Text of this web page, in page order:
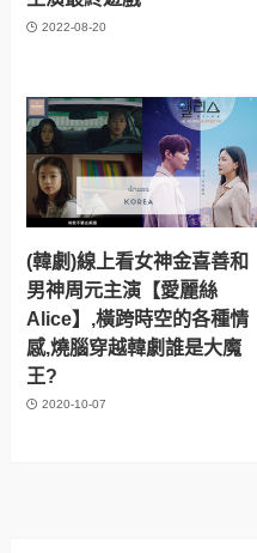
2022-08-20
(韓劇)線上看女神金喜善和
男神周元主演【愛麗絲
Alice】,橫跨時空的各種情
感,燒腦穿越韓劇誰是大魔
王?
2020-10-07